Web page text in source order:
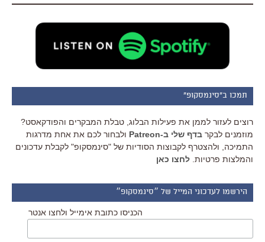
תמכו ב"סינמסקופ"
רוצים לעזור לממן את פעילות הבלוג, טבלת המבקרים והפודקאסט?
מוזמנים לבקר בדף שלי ב-Patreon
ולבחור לכם את אחת מדרגות
התמיכה, ולהצטרף לקבוצות הסודיות של "סינמסקופ" לקבלת עדכונים
והמלצות פרטיות. לחצו כאן
הירשמו לעדכוני המייל של ״סינמסקופ״
הכניסו כתובת אימייל ולחצו אנטר